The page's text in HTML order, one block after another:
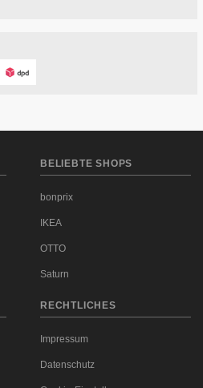
BELIEBTE SHOPS
bonprix
IKEA
OTTO
Saturn
RECHTLICHES
Impressum
Datenschutz